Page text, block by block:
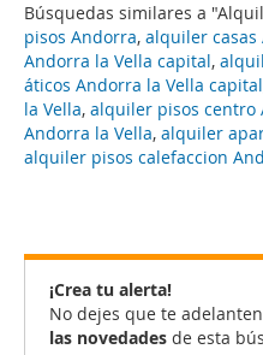
Búsquedas similares a
pisos Andorra, alquiler casas
Andorra la Vella capital,
áticos Andorra la Vella capital
la Vella, alquiler pisos centro
Andorra la Vella, alquiler
alquiler pisos calefaccion
¡Crea tu alerta!
No dejes que te
las novedades de esta